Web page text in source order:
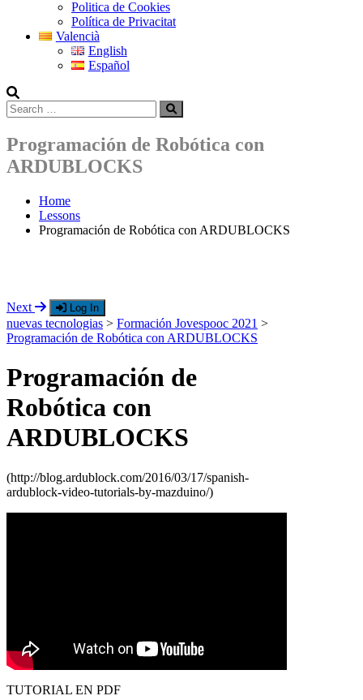
Politica de Cookies
Política de Privacitat
Valencià
English
Español
Search
for:
Search
Programación de Robótica con
ARDUBLOCKS
Home
Lessons
Programación de Robótica con ARDUBLOCKS
Next Log In
nuevas tecnologias > Formación Jovespooc 2021 >
Programación de Robótica con ARDUBLOCKS
Programación de
Robótica con
ARDUBLOCKS
(http://blog.ardublock.com/2016/03/17/spanish-
ardublock-video-tutorials-by-mazduino/)
TUTORIAL EN PDF